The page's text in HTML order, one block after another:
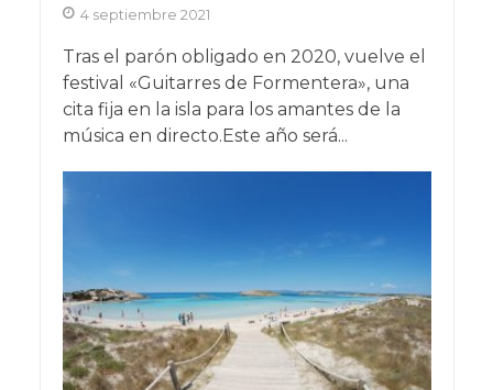
4 septiembre 2021
Tras el parón obligado en 2020, vuelve el
festival «Guitarres de Formentera», una
cita fija en la isla para los amantes de la
música en directo.Este año será...